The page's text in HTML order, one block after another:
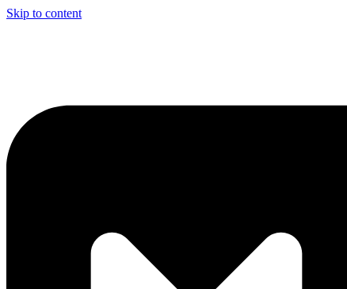
Skip to content